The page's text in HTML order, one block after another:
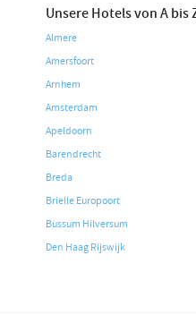
Unsere Hotels von A bis
Almere
Amersfoort
Arnhem
Amsterdam
Apeldoorn
Barendrecht
Breda
Brielle Europoort
Bussum Hilversum
Den Haag Rijswijk